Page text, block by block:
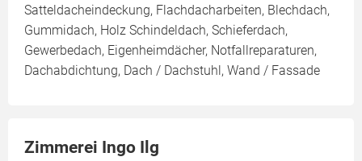
Satteldacheindeckung, Flachdacharbeiten, Blechdach,
Gummidach, Holz Schindeldach, Schieferdach,
Gewerbedach, Eigenheimdächer, Notfallreparaturen,
Dachabdichtung, Dach / Dachstuhl, Wand / Fassade
Zimmerei Ingo Ilg